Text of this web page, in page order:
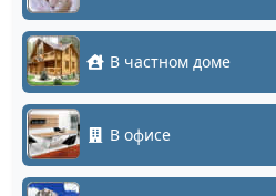
В частном доме
В офисе